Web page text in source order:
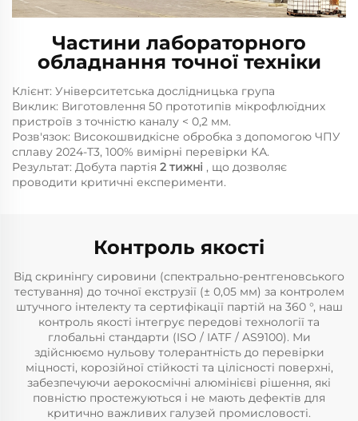
Частини лабораторного
обладнання точної техніки
Клієнт: Університетська дослідницька група
Виклик: Виготовлення 50 прототипів мікрофлюїдних
пристроїв з точністю каналу < 0,2 мм.
Розв'язок: Високошвидкісне обробка з допомогою ЧПУ
сплаву 2024-T3, 100% вимірні перевірки КА.
Результат: Добута партія 2 тижні , що дозволяє
проводити критичні експерименти.
Контроль якості
Від скринінгу сировини (спектрально-рентгеновського
тестування) до точної екструзії (± 0,05 мм) за контролем
штучного інтелекту та сертифікації партій на 360 °, наш
контроль якості інтегрує передові технології та
глобальні стандарти (ISO / IATF / AS9100). Ми
здійснюємо нульову толерантність до перевірки
міцності, корозійної стійкості та цілісності поверхні,
забезпечуючи аерокосмічні алюмінієві рішення, які
повністю простежуються і не мають дефектів для
критично важливих галузей промисловості.